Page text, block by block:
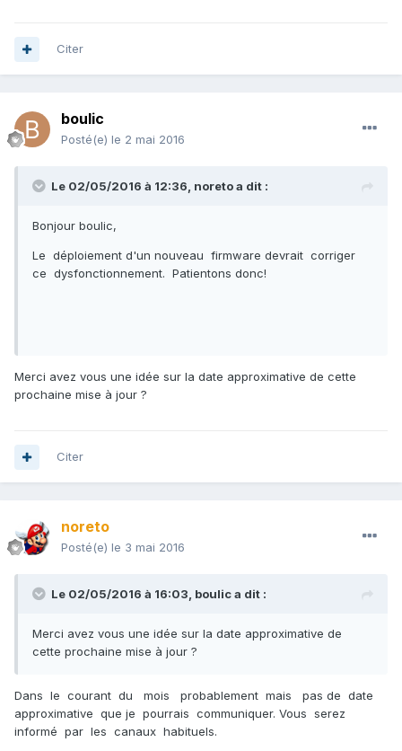
Citer
boulic
Posté(e) le 2 mai 2016
Le 02/05/2016 à 12:36, noretoa dit :
Bonjour boulic,
Le déploiement d'un nouveau firmware devrait corriger
ce dysfonctionnement. Patientons donc!
Merci avez vous une idée sur la date approximative de cette
prochaine mise à jour ?
Citer
noreto
Posté(e) le 3 mai 2016
Le 02/05/2016 à 16:03, boulica dit :
Merci avez vous une idée sur la date approximative de
cette prochaine mise à jour ?
Dans le courant du mois probablement mais pas de date
approximative que je pourrais communiquer. Vous serez
informé par les canaux habituels.